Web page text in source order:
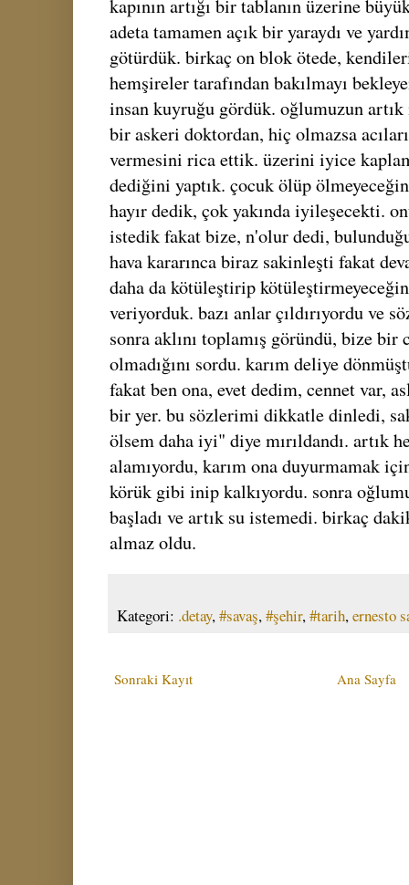
kapının artığı bir tablanın üzerine
adeta tamamen açık bir yaraydı ve
götürdük. birkaç on blok ötede,
hemşireler tarafından bakılmayı
insan kuyruğu gördük. oğlumuzun
bir askeri doktordan, hiç olmazsa
vermesini rica ettik. üzerini iyice
dediğini yaptık. çocuk ölüp
hayır dedik, çok yakında iyileşecekti.
istedik fakat bize, n'olur dedi,
hava kararınca biraz sakinleşti fakat
daha da kötüleştirip
veriyorduk. bazı anlar çıldırıyordu ve
sonra aklını toplamış göründü, bize
olmadığını sordu. karım deliye
fakat ben ona, evet dedim, cennet var,
bir yer. bu sözlerimi dikkatle dinledi,
ölsem daha iyi" diye mırıldandı. artık
alamıyordu, karım ona duyurmamak
körük gibi inip kalkıyordu. sonra
başladı ve artık su istemedi. birkaç
almaz oldu.
Kategori: .detay,#savaş,#şehir,#tarih,ernesto
Sonraki Kayıt Ana Sayfa